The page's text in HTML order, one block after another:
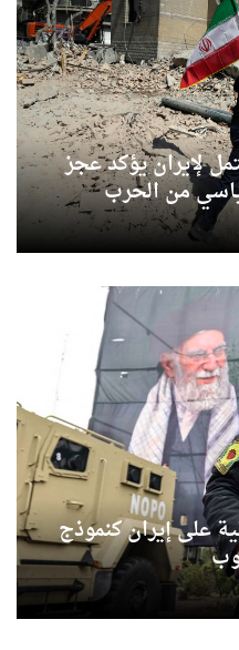
لإيران يؤكد عجز
من الحرب
على إيران كنموذج